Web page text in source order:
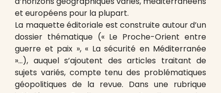
et européens pour la plupart.
La maquette éditoriale est construite autour d’un
dossier thématique (« Le Proche-Orient entre
guerre et paix », « La sécurité en Méditerranée
»…), auquel s’ajoutent des articles traitant de
sujets variés, compte tenu des problématiques
géopolitiques de la revue. Dans une rubrique